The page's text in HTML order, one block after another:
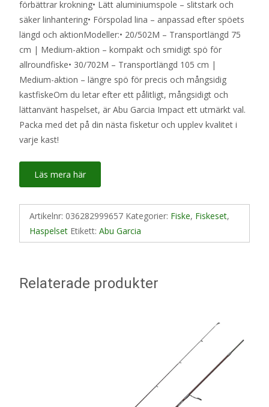
förbättrar krokning• Lätt aluminiumspole – slitstark och
säker linhantering• Förspolad lina – anpassad efter spöets
längd och aktionModeller:• 20/502M – Transportlängd 75
cm | Medium-aktion – kompakt och smidigt spö för
allroundfiske• 30/702M – Transportlängd 105 cm |
Medium-aktion – längre spö för precis och mångsidig
kastfiskeOm du letar efter ett pålitligt, mångsidigt och
lättanvänt haspelset, är Abu Garcia Impact ett utmärkt val.
Packa med det på din nästa fisketur och upplev kvalitet i
varje kast!
Läs mera här
Artikelnr: 036282999657 Kategorier: Fiske, Fiskeset,
Haspelset Etikett: Abu Garcia
Relaterade produkter